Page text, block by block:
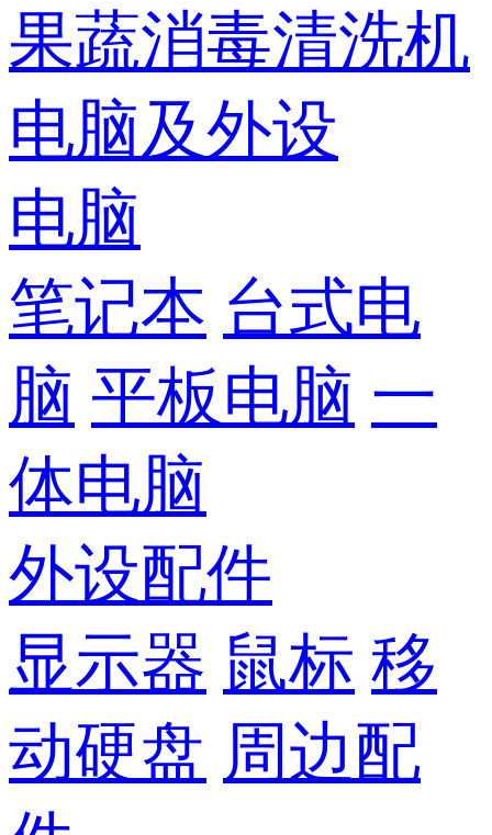
果蔬消毒清洗机
电脑及外设
电脑
笔记本 台式电
脑 平板电脑 一
体电脑
外设配件
显示器 鼠标 移
动硬盘 周边配